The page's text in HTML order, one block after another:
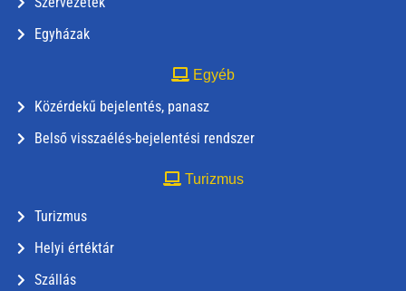
Egyházak
Egyéb
Közérdekű bejelentés, panasz
Belső visszaélés-bejelentési rendszer
Turizmus
Turizmus
Helyi értéktár
Szállás